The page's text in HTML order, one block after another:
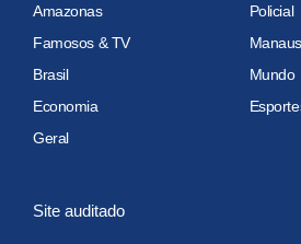
Amazonas
Policial
Famosos & TV
Manaus
Brasil
Mundo
Economia
Geral
Site auditado